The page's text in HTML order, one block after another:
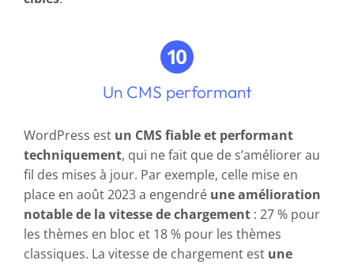
Un CMS performant
WordPress est un CMS fiable et performant
techniquement, qui ne fait que de s’améliorer au
fil des mises à jour. Par exemple, celle mise en
place en août 2023 a engendré une amélioration
notable de la vitesse de chargement: 27 % pour
les thèmes en bloc et 18 % pour les thèmes
classiques. La vitesse de chargement est une